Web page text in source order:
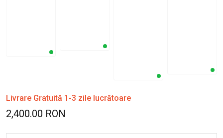
Livrare Gratuită 1-3 zile lucrătoare
2,400.00 RON